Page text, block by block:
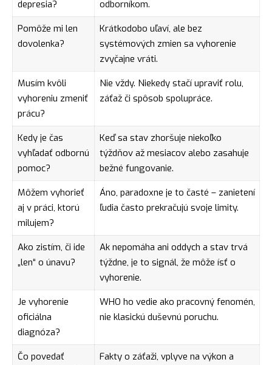
depresia?
odborníkom.
Pomôže mi len
dovolenka?
Krátkodobo uľaví, ale bez
systémových zmien sa vyhorenie
zvyčajne vráti.
Musím kvôli
vyhoreniu zmeniť
prácu?
Nie vždy. Niekedy stačí upraviť rolu,
záťaž či spôsob spolupráce.
Kedy je čas
vyhľadať odbornú
pomoc?
Keď sa stav zhoršuje niekoľko
týždňov až mesiacov alebo zasahuje
bežné fungovanie.
Môžem vyhorieť
aj v práci, ktorú
milujem?
Áno, paradoxne je to časté – zanietení
ľudia často prekračujú svoje limity.
Ako zistím, či ide
„len“ o únavu?
Ak nepomáha ani oddych a stav trvá
týždne, je to signál, že môže ísť o
vyhorenie.
Je vyhorenie
oficiálna
diagnóza?
WHO ho vedie ako pracovný fenomén,
nie klasickú duševnú poruchu.
Čo povedať
Fakty o záťaži, vplyve na výkon a